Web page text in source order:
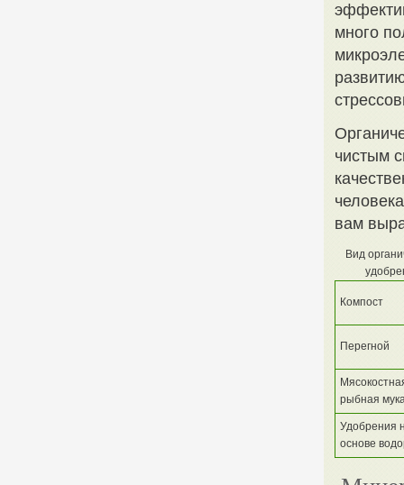
много
чистым
вам
Вид
Компост
Перегной
рыбная
Удобрения
основе